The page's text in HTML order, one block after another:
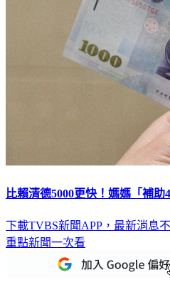
比賴清德5000更快！媽媽「補
下載TVBS新聞APP，最新消息
重點新聞一次看